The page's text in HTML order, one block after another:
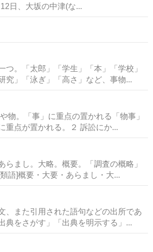
日、大坂の中津(な...
つ。「太郎」「学生」「本」「学校」
究」「泳ぎ」「高さ」など、事物...
物。「事」に重点の置かれる「物事」
重点が置かれる。２ 訴訟にか...
らまし。大略。概要。「調査の概略」
語]概要・大要・あらまし・大...
、また引用された語句などの出所であ
典をさがす」「出典を明示する」...